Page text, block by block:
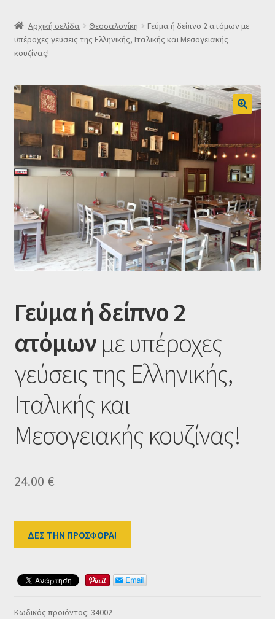
SLIDER
Subscription Settings
Δελτίο νέων
Επιβεβαίωση εγγραφής στο Newsletter του Dealistas.gr
Επικοινωνία
Κατάστημα
Ο λογαριασμός μου
HOME
Αρχική σελίδα Θεσσαλονίκη
Γεύμα ή δείπνο 2 ατόμων με
υπέροχες γεύσεις της Ελληνικής, Ιταλικής και Μεσογειακής
κουζίνας!
Γεύμα ή δείπνο 2
ατόμωνμε υπέροχες
γεύσεις της Ελληνικής,
Ιταλικής και
Μεσογειακής κουζίνας!
24.00 €
ΔΕΣ ΤΗΝ ΠΡΟΣΦΟΡΑ!
Κωδικός προϊόντος: 34002